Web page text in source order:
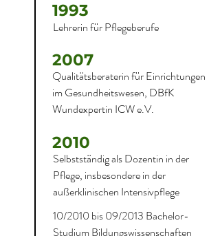
1993
Lehrerin für Pflegeberufe
2007
Qualitätsberaterin für Einrichtungen
im Gesundheitswesen, DBfK
Wundexpertin ICW e.V.
2010
Selbstständig als Dozentin in der
Pflege, insbesondere in der
außerklinischen Intensivpflege
10/2010 bis 09/2013 Bachelor-
Studium Bildungswissenschaften